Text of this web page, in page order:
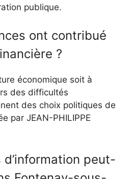
publique.
ont contribué
?
économique soit à
des difficultés
des choix politiques de
par JEAN-PHILIPPE
d’information peut-